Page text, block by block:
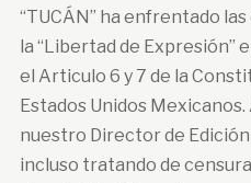
“TUCÁN” ha enfrentado
la “Libertad de Expresión”
el Articulo 6 y 7 de la
Estados Unidos
nuestro Director de Edición
incluso tratando de